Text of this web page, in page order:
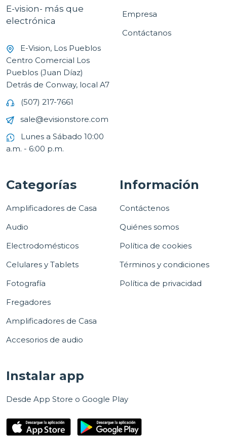
E-vision- más que
electrónica
E-Vision, Los Pueblos
Centro Comercial Los
Pueblos (Juan Díaz)
Detrás de Conway, local A7
(507) 217-7661
sale@evisionstore.com
Lunes a Sábado 10:00
a.m. - 6:00 p.m.
Empresa
Contáctanos
Categorías
Amplificadores de Casa
Audio
Electrodomésticos
Celulares y Tablets
Fotografía
Fregadores
Amplificadores de Casa
Accesorios de audio
Información
Contáctenos
Quiénes somos
Política de cookies
Términos y condiciones
Política de privacidad
Instalar app
Desde App Store o Google Play